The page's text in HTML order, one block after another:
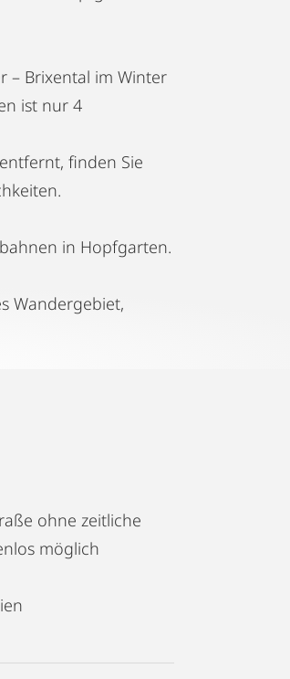
– Brixental im Winter
ist nur 4
finden Sie
in Hopfgarten.
Wandergebiet,
ohne zeitliche
möglich